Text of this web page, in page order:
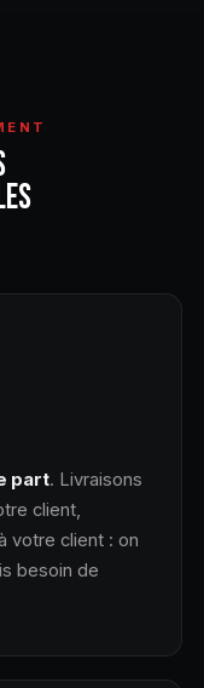
part. Livraisons
client,
votre client : on
besoin de